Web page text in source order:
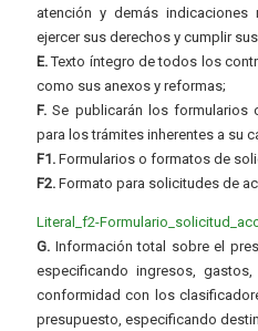
atención y demás indicaciones
ejercer sus derechos y cumplir
E.Texto íntegro de todos los
como sus anexos y reformas;
F. Se publicarán los formularios
para los trámites inherentes a su
F1. Formularios o formatos de
F2. Formato para solicitudes de
Literal_f2-
G. Información total sobre el
especificando ingresos,
conformidad con los
presupuesto, especificando